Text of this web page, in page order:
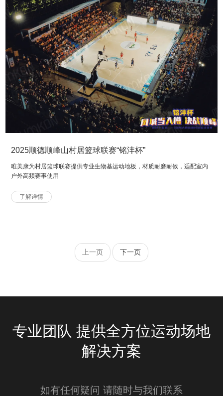
2025顺德顺峰山村居篮球联赛“铭沣杯”
唯美康为村居篮球联赛提供专业生物基运动地板，材质耐磨耐候，适配室内
户外高频赛事使用
了解详情
上一页 下一页
专业团队 提供全方位运动场地
解决方案
如有任何疑问 请随时与我们联系